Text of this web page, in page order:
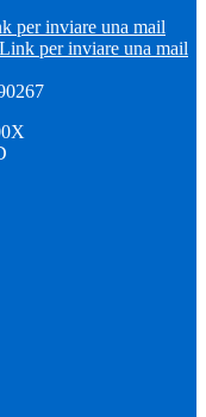
per inviare una mail
Link per inviare una mail